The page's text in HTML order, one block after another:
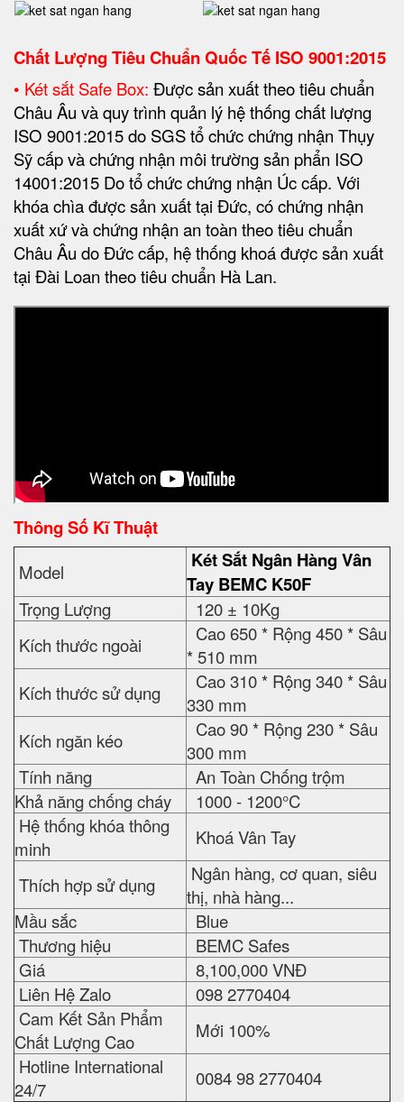
Chất Lượng Tiêu Chuẩn Quốc Tế ISO 9001:2015
• Két sắt Safe Box: Được sản xuất theo tiêu chuẩn
Châu Âu và quy trình quản lý hệ thống chất lượng
ISO 9001:2015 do SGS tổ chức chứng nhận Thụy
Sỹ cấp và chứng nhận môi trường sản phẩn ISO
14001:2015 Do tổ chức chứng nhận Úc cấp. Với
khóa chìa được sản xuất tại Đức, có chứng nhận
xuất xứ và chứng nhận an toàn theo tiêu chuẩn
Châu Âu do Đức cấp, hệ thống khoá được sản xuất
tại Đài Loan theo tiêu chuẩn Hà Lan.
Thông Số Kĩ Thuật
Model
Két Sắt Ngân Hàng Vân
Tay BEMC K50F
Trọng Lượng
120 ± 10Kg
Kích thước ngoài
Cao 650 * Rộng 450 * Sâu
* 510 mm
Kích thước sử dụng
Cao 310 * Rộng 340 * Sâu
330 mm
Kích ngăn kéo
Cao 90 * Rộng 230 * Sâu
300 mm
Tính năng
An Toàn Chống trộm
Khả năng chống cháy
1000 - 1200°C
Hệ thống khóa thông
minh
Khoá Vân Tay
Thích hợp sử dụng
Ngân hàng, cơ quan, siêu
thị, nhà hàng...
Mầu sắc
Blue
Thương hiệu
BEMC Safes
Giá
8,100,000 VNĐ
Liên Hệ Zalo
098 2770404
Cam Kết Sản Phẩm
Chất Lượng Cao
Mới 100%
Hotline International
24/7
0084 98 2770404